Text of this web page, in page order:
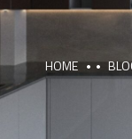
HOME